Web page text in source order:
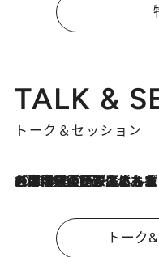
TALK &
トーク＆セッション
2026.8.3
「今後値上げがあるとすれば…」「リスクがあるのは今年の冬」エネルギー専門家が語る、ホルムズ海峡封鎖が家庭にもたらす“ある心配”
トーク